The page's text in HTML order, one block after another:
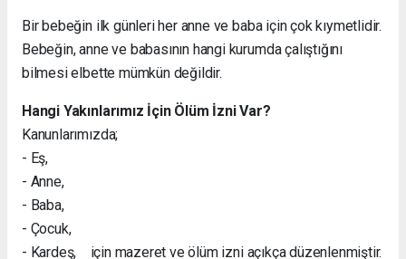
Bir bebeğin ilk günleri her anne ve baba için çok kıymetlidir.
Bebeğin, anne ve babasının hangi kurumda çalıştığını
bilmesi elbette mümkün değildir.
Hangi Yakınlarımız İçin Ölüm İzni Var?
Kanunlarımızda;
- Eş,
- Anne,
- Baba,
- Çocuk,
- Kardeş, için mazeret ve ölüm izni açıkça düzenlenmiştir.